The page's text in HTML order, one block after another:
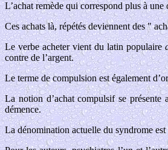
L’achat remède qui correspond plus à
Ces achats là, répétés deviennent des "
Le verbe acheter vient du latin populaire
contre de l’argent.
Le terme de compulsion est également
La notion d’achat compulsif se
démence.
La dénomination actuelle du syndrome